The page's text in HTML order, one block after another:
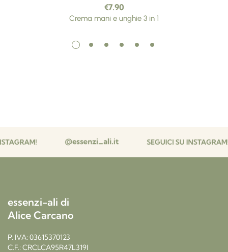
€7.90
Crema mani e unghie 3 in 1
essenzi-ali di
Alice Carcano
P. IVA: 03615370123
C.F.: CRCLCA95R47L319I